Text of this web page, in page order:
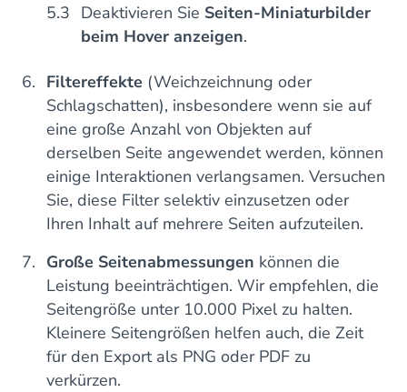
Deaktivieren Sie Seiten-Miniaturbilder
beim Hover anzeigen.
Filtereffekte (Weichzeichnung oder
Schlagschatten), insbesondere wenn sie auf
eine große Anzahl von Objekten auf
derselben Seite angewendet werden, können
einige Interaktionen verlangsamen. Versuchen
Sie, diese Filter selektiv einzusetzen oder
Ihren Inhalt auf mehrere Seiten aufzuteilen.
Große Seitenabmessungen können die
Leistung beeinträchtigen. Wir empfehlen, die
Seitengröße unter 10.000 Pixel zu halten.
Kleinere Seitengrößen helfen auch, die Zeit
für den Export als PNG oder PDF zu
verkürzen.